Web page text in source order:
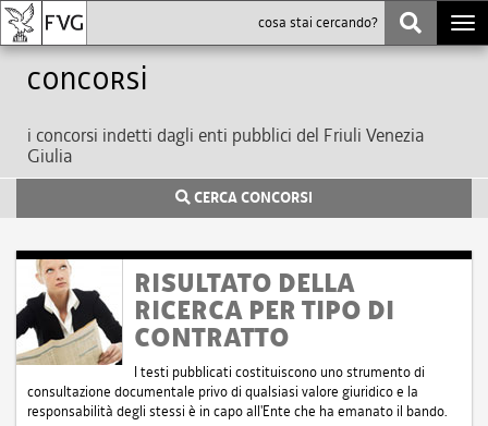
Concorsi
i concorsi indetti dagli enti pubblici del Friuli Venezia
Giulia
CERCA CONCORSI
RISULTATO DELLA
RICERCA PER TIPO DI
CONTRATTO
I testi pubblicati costituiscono uno strumento di
consultazione documentale privo di qualsiasi valore giuridico e la
responsabilità degli stessi è in capo all'Ente che ha emanato il bando.